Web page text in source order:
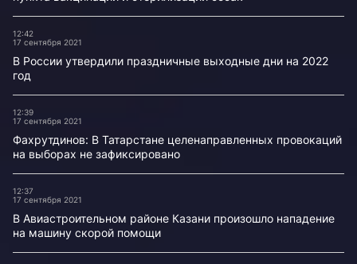
12:42
17 сентября 2021
В России утвердили праздничные выходные дни на 2022
год
12:39
17 сентября 2021
Фахрутдинов: В Татарстане целенаправленных провокаций
на выборах не зафиксировано
12:37
17 сентября 2021
В Авиастроительном районе Казани произошло нападение
на машину скорой помощи